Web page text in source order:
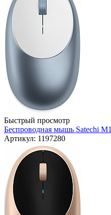
Быстрый просмотр
Беспроводная мышь Satechi
Артикул: 1197280